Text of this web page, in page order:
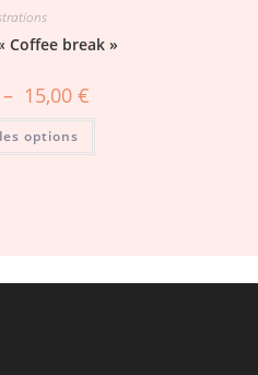
Coffee break »
– 15,00 €
options